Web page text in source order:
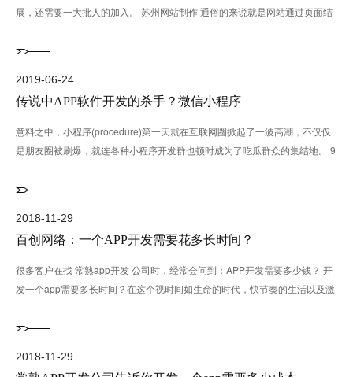
展，还需要一大批人的加入。 苏州网站制作 通俗的来说就是网站通过页面结
2019-06-24
传说中APP软件开发的杀手？微信小程序
意料之中，小程序(procedure)第一天就在互联网圈掀起了一波高潮，不仅仅
是朋友圈被刷爆，就连各种小程序开发群也顿时成为了吃瓜群众的集结地。 9
2018-12-27
手机网站与微信网站有哪些区别
手机从诞生至今40多年，微信诞生至今不到10年，这2样产品(Product)却掌
握了几乎四分之三个中国的流量(单位:立方米每秒)。于是，越来越多的公司将
2018-12-23
建设企业网站和微信公众号的最大区别
建设企业网站和微信公众(Publics)号的最大区别 非常多朋友都在问企业网站
和微信公众(Publics)号最大的区别是什么？我先回答这个问题(Emerson)···...
2018-11-30
PC网站建设与移动APP开发有什么区别
摘要：如今,互联网时代的快速发展(Develop),非常多公司在进行PC网站建设
（construct/build）的同时又进行了移动APP开发,目的无非就是想要···...
2018-11-29
百创网络：一个APP开发需要花多长时间？
很多客户在找 常熟app开发 公司时，经常会问到：APP开发需要多少钱？ 开
发一个app需要多长时间？在这个视时间如生命的时代，快节奏的生活以及激
2018-11-29